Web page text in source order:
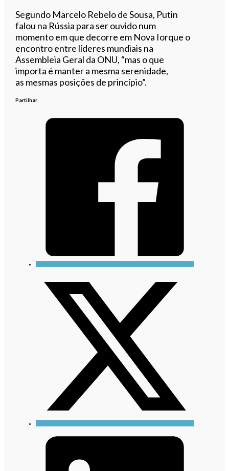
Segundo Marcelo Rebelo de Sousa, Putin
falou na Rússia para ser ouvido num
momento em que decorre em Nova Iorque o
encontro entre líderes mundiais na
Assembleia Geral da ONU, “mas o que
importa é manter a mesma serenidade,
as mesmas posições de princípio”.
Partilhar